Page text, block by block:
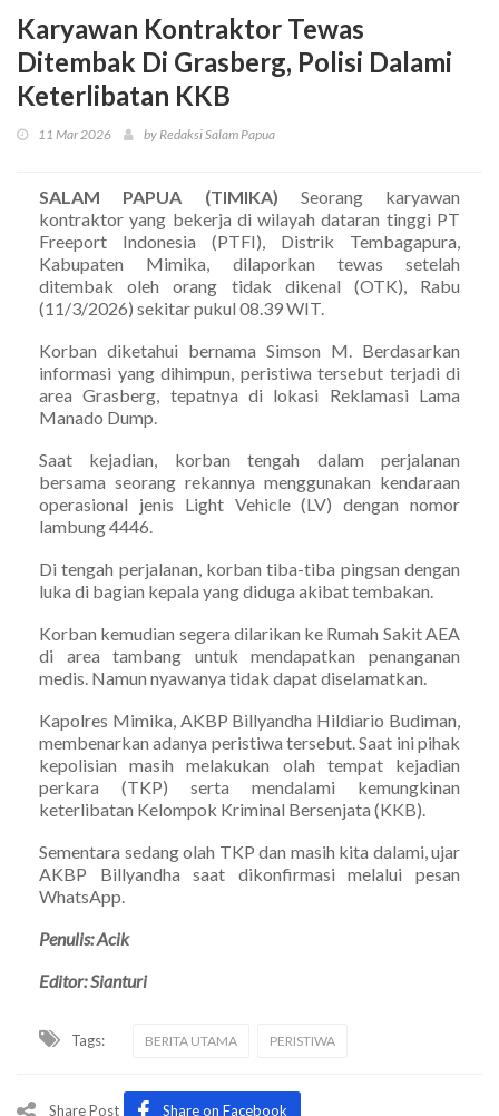
Karyawan Kontraktor Tewas
Ditembak Di Grasberg, Polisi Dalami
Keterlibatan KKB
11 Mar 2026 by Redaksi Salam Papua
SALAM PAPUA (TIMIKA) Seorang karyawan
kontraktor yang bekerja di wilayah dataran tinggi PT
Freeport Indonesia (PTFI), Distrik Tembagapura,
Kabupaten Mimika, dilaporkan tewas setelah
ditembak oleh orang tidak dikenal (OTK), Rabu
(11/3/2026) sekitar pukul 08.39 WIT.
Korban diketahui bernama Simson M. Berdasarkan
informasi yang dihimpun, peristiwa tersebut terjadi di
area Grasberg, tepatnya di lokasi Reklamasi Lama
Manado Dump.
Saat kejadian, korban tengah dalam perjalanan
bersama seorang rekannya menggunakan kendaraan
operasional jenis Light Vehicle (LV) dengan nomor
lambung 4446.
Di tengah perjalanan, korban tiba-tiba pingsan dengan
luka di bagian kepala yang diduga akibat tembakan.
Korban kemudian segera dilarikan ke Rumah Sakit AEA
di area tambang untuk mendapatkan penanganan
medis. Namun nyawanya tidak dapat diselamatkan.
Kapolres Mimika, AKBP Billyandha Hildiario Budiman,
membenarkan adanya peristiwa tersebut. Saat ini pihak
kepolisian masih melakukan olah tempat kejadian
perkara (TKP) serta mendalami kemungkinan
keterlibatan Kelompok Kriminal Bersenjata (KKB).
Sementara sedang olah TKP dan masih kita dalami, ujar
AKBP Billyandha saat dikonfirmasi melalui pesan
WhatsApp.
Penulis: Acik
Editor: Sianturi
Tags: BERITA UTAMA PERISTIWA
Share Post Share on Facebook